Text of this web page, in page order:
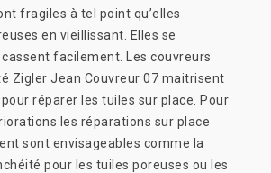
fragiles à tel point qu’elles
en vieillissant. Elles se
facilement. Les couvreurs
Zigler Jean Couvreur 07 maitrisent
réparer les tuiles sur place. Pour
les réparations sur place
sont envisageables comme la
pour les tuiles poreuses ou les